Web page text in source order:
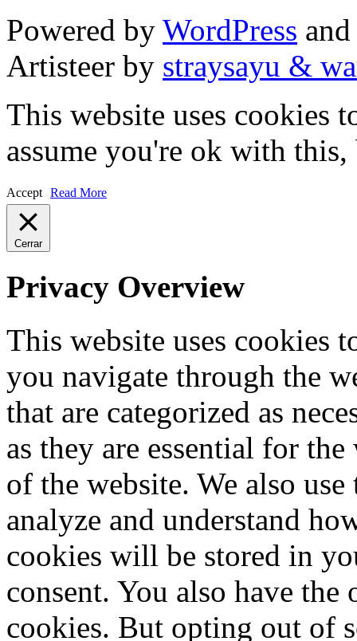
Powered by WordPress and
Artisteer by straysayu &
This website uses cookies
assume you're ok with
Accept Read More
Cerrar
Privacy Overview
This website uses cookies
you navigate through the
that are categorized as
as they are essential for
of the website. We also
analyze and understand
cookies will be stored in
consent. You also have
cookies. But opting out of